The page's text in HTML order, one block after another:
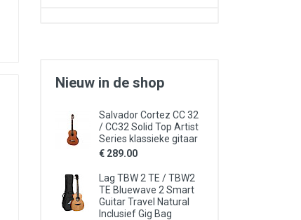
Nieuw in de shop
Salvador Cortez CC 32
/ CC32 Solid Top Artist
Series klassieke gitaar
€ 289.00
Lag TBW 2 TE / TBW2
TE Bluewave 2 Smart
Guitar Travel Natural
Inclusief Gig Bag